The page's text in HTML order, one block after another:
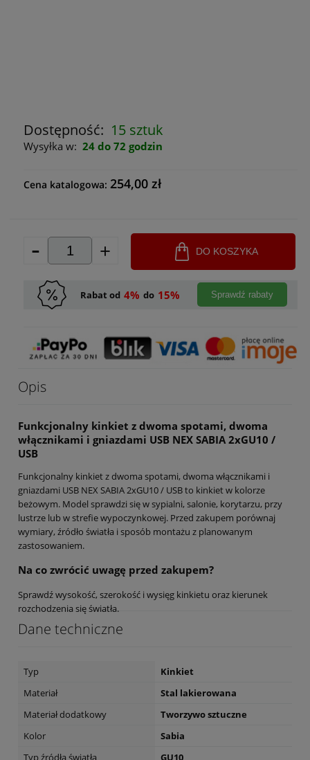
Dostępność: 15 sztuk
Wysyłka w: 24 do 72 godzin
Cena katalogowa:254,00 zł
- + DO KOSZYKA
Rabat od 4% do 15% Sprawdź rabaty
Opis
Funkcjonalny kinkiet z dwoma spotami, dwoma
włącznikami i gniazdami USB NEX SABIA 2xGU10 /
USB
Funkcjonalny kinkiet z dwoma spotami, dwoma włącznikami i
gniazdami USB NEX SABIA 2xGU10 / USB to kinkiet w kolorze
beżowym. Model sprawdzi się w sypialni, salonie, korytarzu, przy
lustrze lub w strefie wypoczynkowej. Przed zakupem porównaj
wymiary, źródło światła i sposób montażu z planowanym
zastosowaniem.
Na co zwrócić uwagę przed zakupem?
Sprawdź wysokość, szerokość i wysięg kinkietu oraz kierunek
rozchodzenia się światła.
Dane techniczne
Typ
Kinkiet
Materiał
Stal lakierowana
Materiał dodatkowy
Tworzywo sztuczne
Kolor
Sabia
Typ źródła światła
GU10